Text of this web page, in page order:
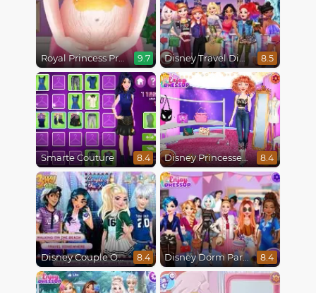
Royal Princess Pregnant 9.7 Disney Travel Diaries: City Break 8.5
Smarte Couture 8.4 Disney Princesses Runway Show 8.4
Disney Couple Of The Year 8.4 Disney Dorm Party 8.4